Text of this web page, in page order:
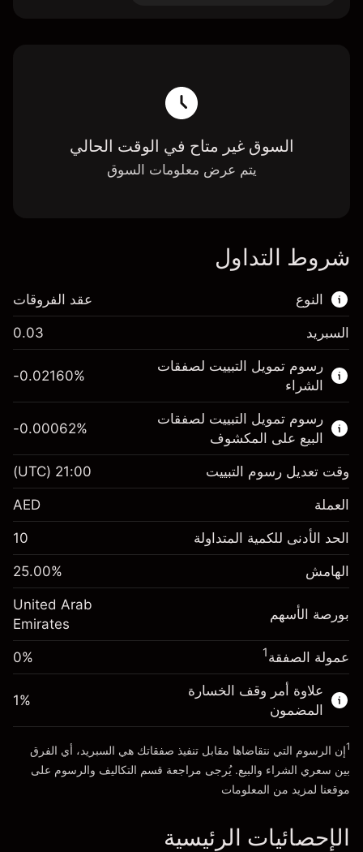
السوق غير متاح في الوقت الحالي
يتم عرض معلومات السوق
شروط التداول
النوع
هذا السوق المالي متاح للتداول من خلال عقود
الفروقات.
اعرف المزيد عن:
عقود الفروقات
عقد الفروقات
السبريد 0.03
رسوم تمويل التبييت لصفقات
الشراء
AED 1,000.00
رسوم التبييت
الرسوم من قيمة الصفقة
(-AED 0.86)
حجم الصفقة بالرافعة المالية ~AED 4,000.00
الأموال من الرافعة المالية ~ دولار
AED 3,000.00
انتقل إلى المنصة
-0.02160%
رسوم تمويل التبييت لصفقات
البيع على المكشوف
الهامش. استثمارك
AED 1,000.00
رسوم التبييت
الرسوم من قيمة الصفقة
الكاملة
-0.000622
(-AED 0.02)
حجم الصفقة بالرافعة المالية ~
الأموال من الرافعة المالية ~ دولار
-0.00062%
وقت تعديل رسوم التبييت 21:00
(UTC)
العملة AED
الحد الأدنى للكمية المتداولة 10
الهامش 25.00%
بورصة الأسهم
United Arab
Emirates
عمولة الصفقة1
0%
علاوة أمر وقف الخسارة
المضمون
1%
1إن الرسوم التي نتقاضاها مقابل تنفيذ صفقاتك هي السبريد، أي الفرق
بين سعري الشراء والبيع. يُرجى مراجعة قسم التكاليف والرسوم على
موقعنا لمزيد من المعلومات
الإحصائيات الرئيسية